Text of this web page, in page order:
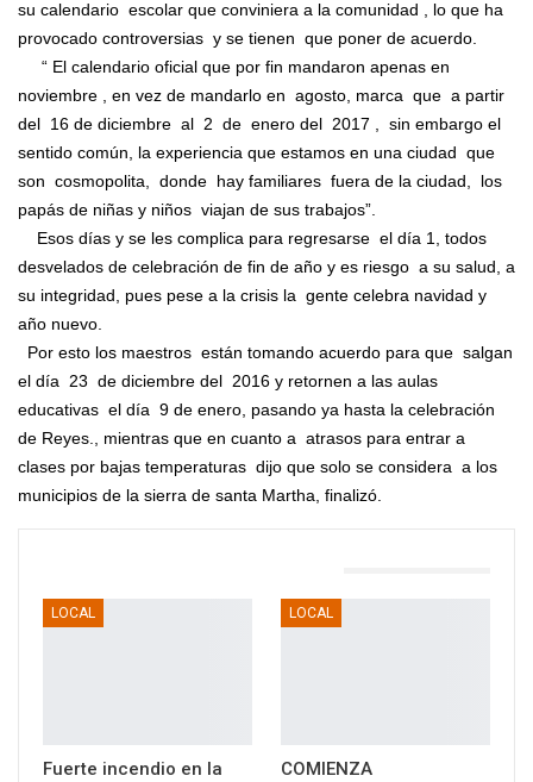
su calendario escolar que conviniera a la comunidad , lo que ha
provocado controversias y se tienen que poner de acuerdo.
“ El calendario oficial que por fin mandaron apenas en
noviembre , en vez de mandarlo en agosto, marca que a partir
del 16 de diciembre al 2 de enero del 2017 , sin embargo el
sentido común, la experiencia que estamos en una ciudad que
son cosmopolita, donde hay familiares fuera de la ciudad, los
papás de niñas y niños viajan de sus trabajos”.
Esos días y se les complica para regresarse el día 1, todos
desvelados de celebración de fin de año y es riesgo a su salud, a
su integridad, pues pese a la crisis la gente celebra navidad y
año nuevo.
Por esto los maestros están tomando acuerdo para que salgan
el día 23 de diciembre del 2016 y retornen a las aulas
educativas el día 9 de enero, pasando ya hasta la celebración
de Reyes., mientras que en cuanto a atrasos para entrar a
clases por bajas temperaturas dijo que solo se considera a los
municipios de la sierra de santa Martha, finalizó.
LOCAL
Fuerte incendio en la
LOCAL
COMIENZA